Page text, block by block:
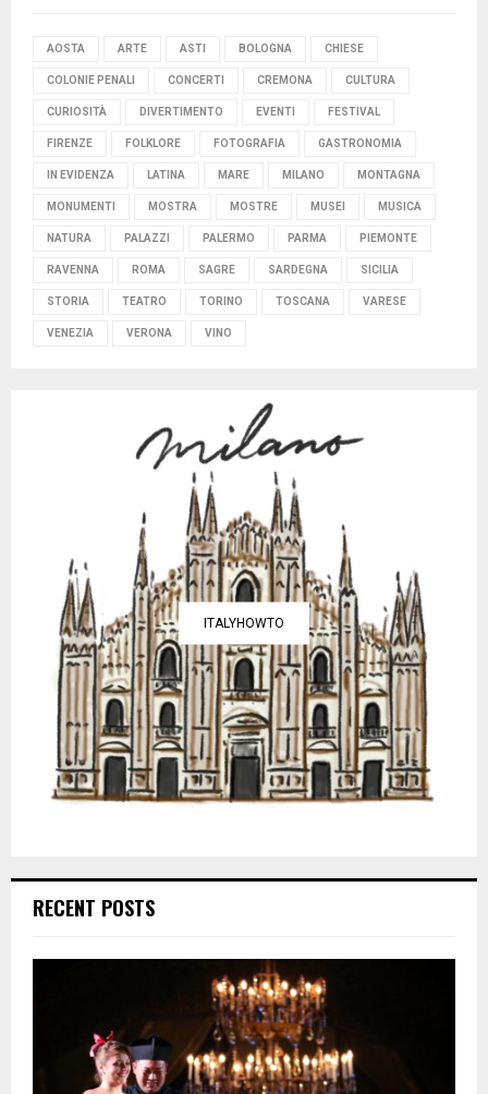
AOSTA ARTE ASTI BOLOGNA CHIESE
COLONIE PENALI CONCERTI CREMONA CULTURA
CURIOSITÀ DIVERTIMENTO EVENTI FESTIVAL
FIRENZE FOLKLORE FOTOGRAFIA GASTRONOMIA
IN EVIDENZA LATINA MARE MILANO MONTAGNA
MONUMENTI MOSTRA MOSTRE MUSEI MUSICA
NATURA PALAZZI PALERMO PARMA PIEMONTE
RAVENNA ROMA SAGRE SARDEGNA SICILIA
STORIA TEATRO TORINO TOSCANA VARESE
VENEZIA VERONA VINO
ITALYHOWTO
RECENT POSTS